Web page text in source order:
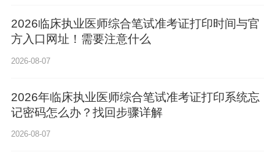
2026临床执业医师综合笔试准考证打印时间与官
方入口网址！需要注意什么
2026-08-07
2026年临床执业医师综合笔试准考证打印系统忘
记密码怎么办？找回步骤详解
2026-08-07